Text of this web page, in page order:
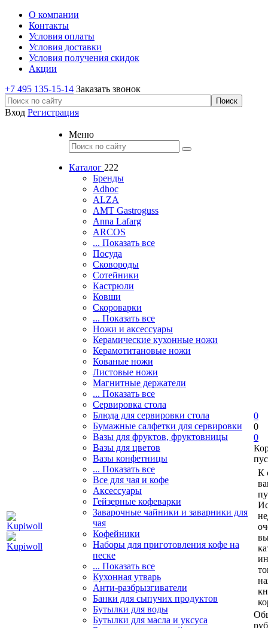
О компании
Контакты
Условия оплаты
Условия доставки
Условия получения скидок
Акции
+7 495 135-15-14 Заказать звонок
Вход Регистрация
Меню
Каталог 222
Бренды
Adhoc
ALZA
AMT Gastroguss
Anna Lafarg
ARCOS
... Показать все
Посуда
Сковороды
Сотейники
Кастрюли
Ковши
Скороварки
... Показать все
Ножи и аксессуары
Керамические кухонные ножи
Керамотитановые ножи
Кованые ножи
Листовые ножи
Магнитные держатели
... Показать все
Сервировка стола
Блюда для сервировки стола
Бумажные салфетки для сервировки
Вазы для фруктов, фруктовницы
Вазы для цветов
Вазы конфетницы
... Показать все
Все для чая и кофе
Аксессуары
Гейзерные кофеварки
Заварочные чайники и заварники для
чая
Кофейники
Наборы для приготовления кофе на
песке
... Показать все
Кухонная утварь
Анти-разбрызгиватели
Банки для сыпучих продуктов
Бутылки для воды
Бутылки для масла и уксуса
0
0
0
К